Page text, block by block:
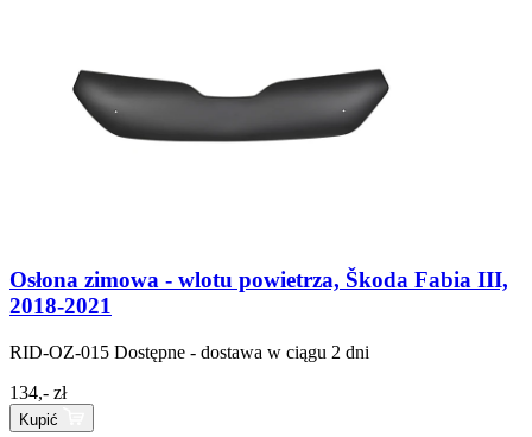
Osłona zimowa - wlotu powietrza, Škoda Fabia III,
2018-2021
RID-OZ-015 Dostępne - dostawa w ciągu 2 dni
134,- zł
Kupić